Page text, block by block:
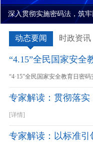
动态要闻 时政资讯
“4.15”全民国家安全
“4·15”全民国家安全教育日密
[详情]